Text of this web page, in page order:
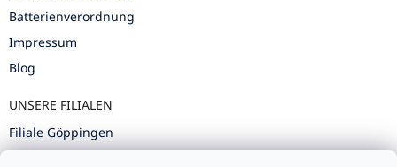
Batterienverordnung
Impressum
Blog
UNSERE FILIALEN
Filiale Göppingen